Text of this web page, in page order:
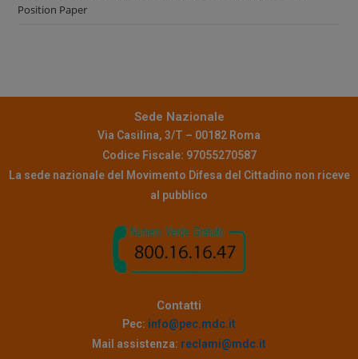
Position Paper
Sede Nazionale
Via Casilina, 3/T – 00182 Roma
Codice Fiscale: 97055270587
La sede nazionale del Movimento Difesa del Cittadino non riceve
al pubblico
Contatti
Pec: info@pec.mdc.it
Mail assistenza: reclami@mdc.it